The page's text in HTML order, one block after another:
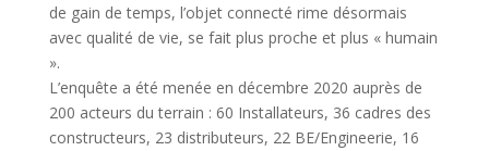
de gain de temps, l’objet connecté rime désormais
avec qualité de vie, se fait plus proche et plus « humain
».
L’enquête a été menée en décembre 2020 auprès de
200 acteurs du terrain : 60 Installateurs, 36 cadres des
constructeurs, 23 distributeurs, 22 BE/Engineerie, 16